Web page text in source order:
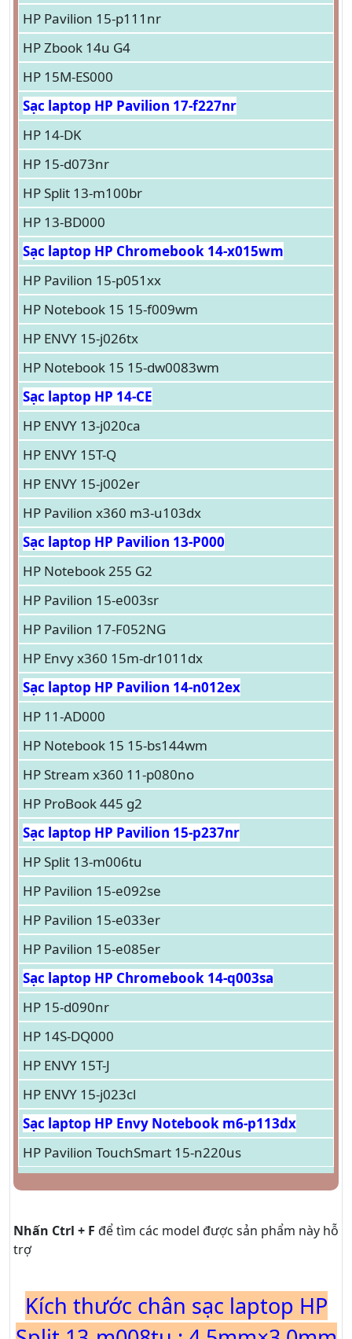
HP Pavilion 15-p111nr
HP Zbook 14u G4
HP 15M-ES000
Sạc laptop HP Pavilion 17-f227nr
HP 14-DK
HP 15-d073nr
HP Split 13-m100br
HP 13-BD000
Sạc laptop HP Chromebook 14-x015wm
HP Pavilion 15-p051xx
HP Notebook 15 15-f009wm
HP ENVY 15-j026tx
HP Notebook 15 15-dw0083wm
Sạc laptop HP 14-CE
HP ENVY 13-j020ca
HP ENVY 15T-Q
HP ENVY 15-j002er
HP Pavilion x360 m3-u103dx
Sạc laptop HP Pavilion 13-P000
HP Notebook 255 G2
HP Pavilion 15-e003sr
HP Pavilion 17-F052NG
HP Envy x360 15m-dr1011dx
Sạc laptop HP Pavilion 14-n012ex
HP 11-AD000
HP Notebook 15 15-bs144wm
HP Stream x360 11-p080no
HP ProBook 445 g2
Sạc laptop HP Pavilion 15-p237nr
HP Split 13-m006tu
HP Pavilion 15-e092se
HP Pavilion 15-e033er
HP Pavilion 15-e085er
Sạc laptop HP Chromebook 14-q003sa
HP 15-d090nr
HP 14S-DQ000
HP ENVY 15T-J
HP ENVY 15-j023cl
Sạc laptop HP Envy Notebook m6-p113dx
HP Pavilion TouchSmart 15-n220us
Nhấn Ctrl + F để tìm các model được sản phẩm này hỗ
trợ
Kích thước chân sạc laptop HP